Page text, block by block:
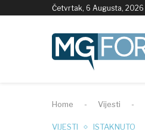
Četvrtak, 6 Augusta, 2026
Home - Vijesti -
VIJESTI ISTAKNUTO